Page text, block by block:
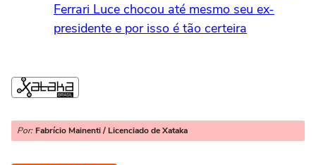
Ferrari Luce chocou até mesmo seu ex-
presidente e por isso é tão certeira
Por: Fabrício Mainenti / Licenciado de Xataka